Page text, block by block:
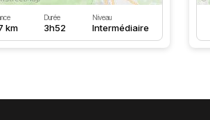
km
Durée
3h52
Niveau
Intermédiaire